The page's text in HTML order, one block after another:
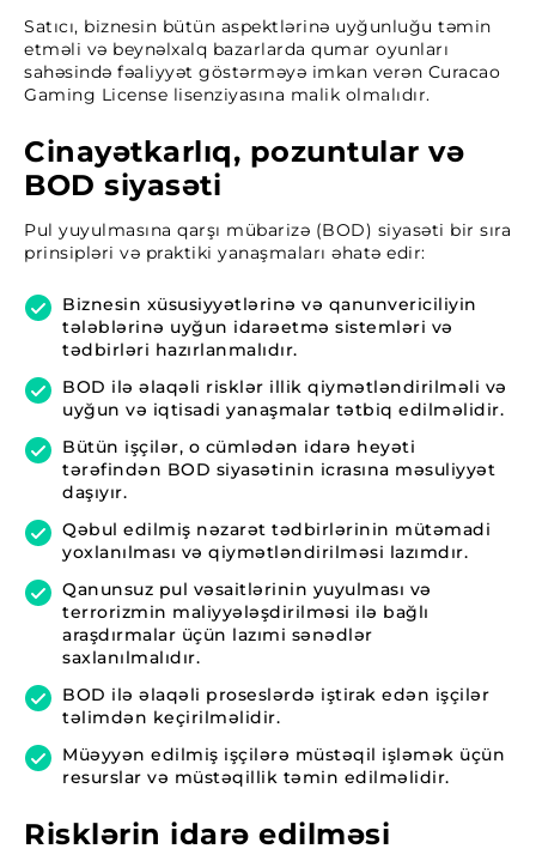
Satıcı, biznesin bütün aspektlərinə uyğunluğu təmin
etməli və beynəlxalq bazarlarda qumar oyunları
sahəsində fəaliyyət göstərməyə imkan verən Curacao
Gaming License lisenziyasına malik olmalıdır.
Cinayətkarlıq, pozuntular və
BOD siyasəti
Pul yuyulmasına qarşı mübarizə (BOD) siyasəti bir sıra
prinsipləri və praktiki yanaşmaları əhatə edir:
Biznesin xüsusiyyətlərinə və qanunvericiliyin
tələblərinə uyğun idarəetmə sistemləri və
tədbirləri hazırlanmalıdır.
BOD ilə əlaqəli risklər illik qiymətləndirilməli və
uyğun və iqtisadi yanaşmalar tətbiq edilməlidir.
Bütün işçilər, o cümlədən idarə heyəti
tərəfindən BOD siyasətinin icrasına məsuliyyət
daşıyır.
Qəbul edilmiş nəzarət tədbirlərinin mütəmadi
yoxlanılması və qiymətləndirilməsi lazımdır.
Qanunsuz pul vəsaitlərinin yuyulması və
terrorizmin maliyyələşdirilməsi ilə bağlı
araşdırmalar üçün lazımi sənədlər
saxlanılmalıdır.
BOD ilə əlaqəli proseslərdə iştirak edən işçilər
təlimdən keçirilməlidir.
Müəyyən edilmiş işçilərə müstəqil işləmək üçün
resurslar və müstəqillik təmin edilməlidir.
Risklərin idarə edilməsi